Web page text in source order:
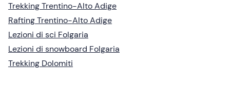
Trekking Trentino-Alto Adige
Rafting Trentino-Alto Adige
Lezioni di sci Folgaria
Lezioni di snowboard Folgaria
Trekking Dolomiti